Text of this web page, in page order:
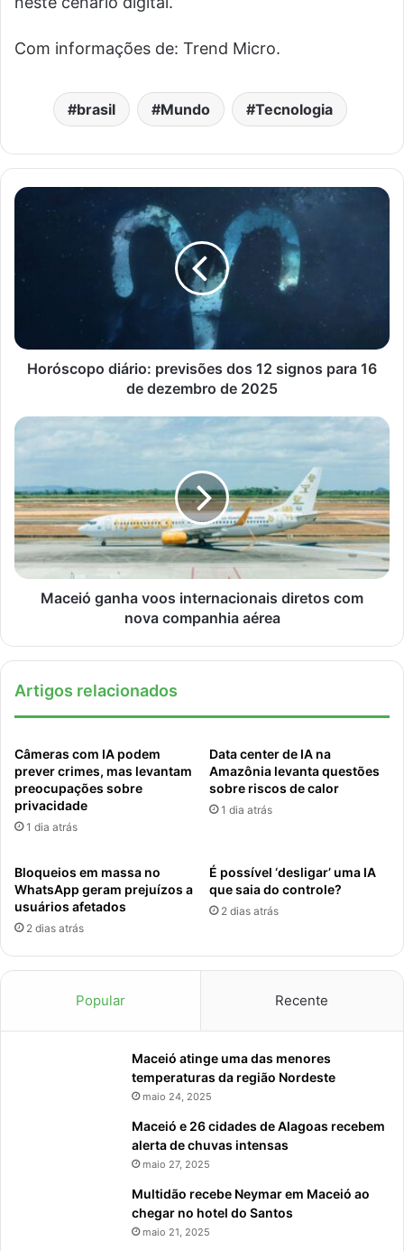
Com informações de: Trend Micro.
brasil Mundo Tecnologia
Horóscopo diário: previsões dos 12 signos para 16
de dezembro de 2025
Maceió ganha voos internacionais diretos com
nova companhia aérea
Artigos relacionados
Câmeras com IA podem
prever crimes, mas levantam
preocupações sobre
privacidade
1 dia atrás
Data center de IA na
Amazônia levanta questões
sobre riscos de calor
1 dia atrás
Bloqueios em massa no
WhatsApp geram prejuízos a
usuários afetados
2 dias atrás
É possível ‘desligar’ uma IA
que saia do controle?
2 dias atrás
Popular Recente
Maceió atinge uma das menores
temperaturas da região Nordeste
maio 24, 2025
Maceió e 26 cidades de Alagoas recebem
alerta de chuvas intensas
maio 27, 2025
Multidão recebe Neymar em Maceió ao
chegar no hotel do Santos
maio 21, 2025